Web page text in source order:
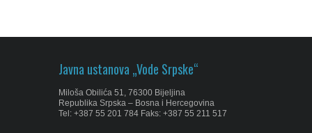
Javna ustanova „Vode Srpske“
Miloša Obilića 51, 76300 Bijeljina
Republika Srpska – Bosna i Hercegovina
Tel: +387 55 201 784 Faks: +387 55 211 517